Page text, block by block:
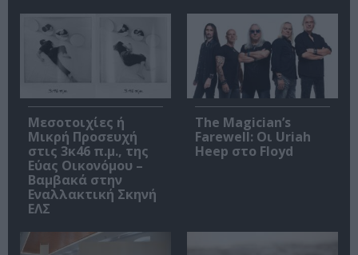
Μεσοτοιχίες ή
Μικρή Προσευχή
στις 3κ46 π.μ., της
Εύας Οικονόμου –
Βαμβακά στην
Εναλλακτική Σκηνή
ΕΛΣ
The Magician’s
Farewell: Οι Uriah
Heep στο Floyd